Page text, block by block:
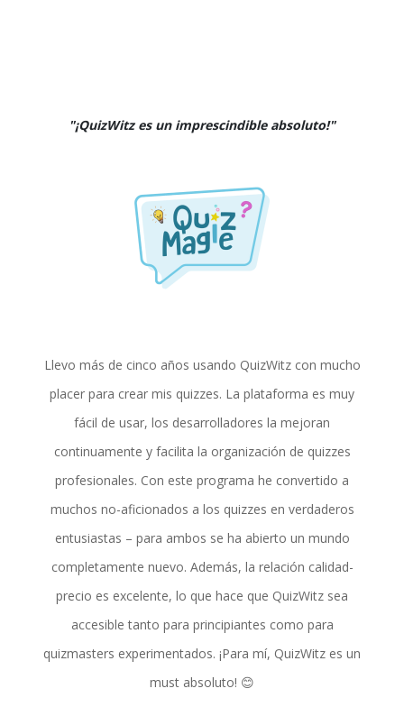
"¡QuizWitz es un imprescindible absoluto!"
Llevo más de cinco años usando QuizWitz con mucho
placer para crear mis quizzes. La plataforma es muy
fácil de usar, los desarrolladores la mejoran
continuamente y facilita la organización de quizzes
profesionales. Con este programa he convertido a
muchos no-aficionados a los quizzes en verdaderos
entusiastas – para ambos se ha abierto un mundo
completamente nuevo. Además, la relación calidad-
precio es excelente, lo que hace que QuizWitz sea
accesible tanto para principiantes como para
quizmasters experimentados. ¡Para mí, QuizWitz es un
must absoluto! 😊